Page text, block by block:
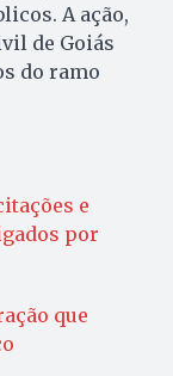
A ação,
de Goiás
do ramo
e
por
que